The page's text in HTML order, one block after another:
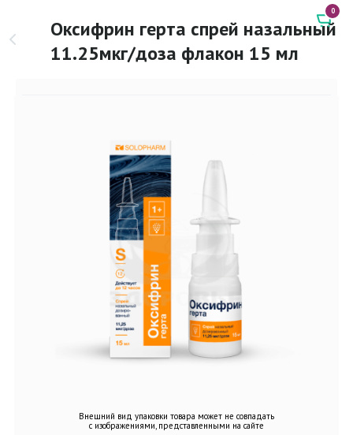
Оксифрин герта спрей назальный
11.25мкг/доза флакон 15 мл
0
Внешний вид упаковки товара может не совпадать
с изображениями, представленными на сайте